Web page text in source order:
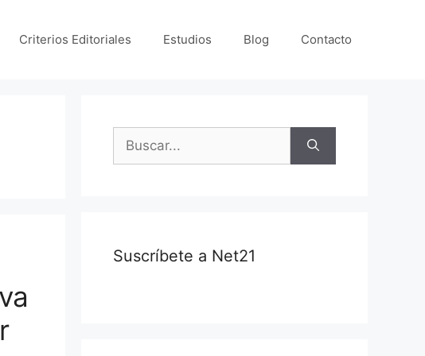
Criterios Editoriales Estudios Blog Contacto
Suscríbete a Net21